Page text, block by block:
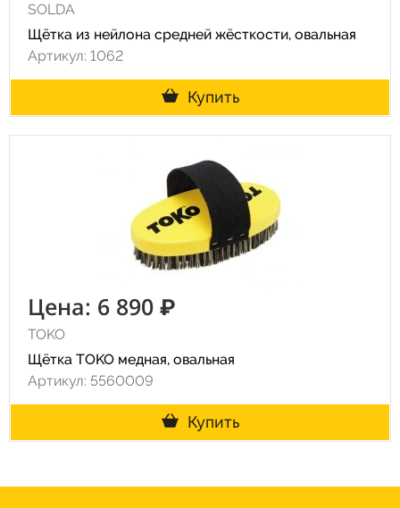
SOLDA
Щётка из нейлона средней жёсткости, овальная
Артикул: 1062
Купить
Цена: 6 890 ₽
TOKO
Щётка TOKO медная, овальная
Артикул: 5560009
Купить